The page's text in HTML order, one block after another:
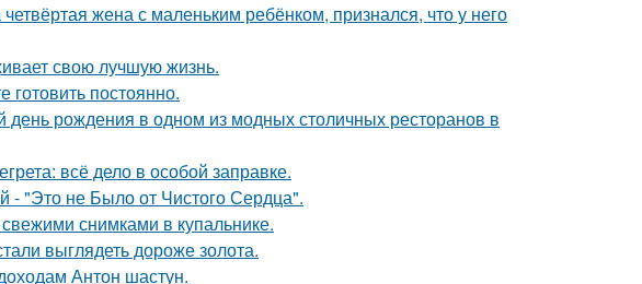
жена с маленьким ребёнком, признался, что у него
свою лучшую жизнь.
готовить постоянно.
рождения в одном из модных столичных ресторанов в
всё дело в особой заправке.
- "Это не Было от Чистого Сердца".
снимками в купальнике.
выглядеть дороже золота.
Антон шастун.